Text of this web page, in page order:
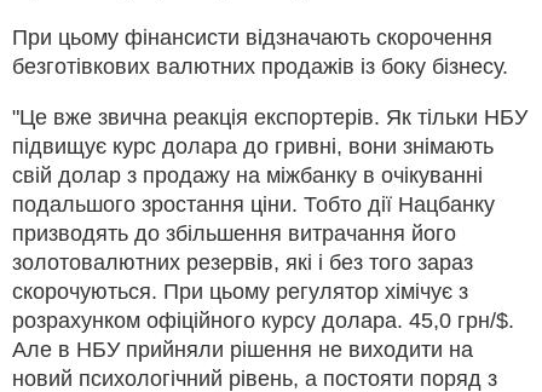
При цьому фінансисти відзначають скорочення
безготівкових валютних продажів із боку бізнесу.
"Це вже звична реакція експортерів. Як тільки НБУ
підвищує курс долара до гривні, вони знімають
свій долар з продажу на міжбанку в очікуванні
подальшого зростання ціни. Тобто дії Нацбанку
призводять до збільшення витрачання його
золотовалютних резервів, які і без того зараз
скорочуються. При цьому регулятор хімічує з
розрахунком офіційного курсу долара. 45,0 грн/$.
Але в НБУ прийняли рішення не виходити на
новий психологічний рівень, а постояти поряд з